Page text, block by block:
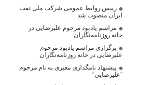
رییس روابط عمومی شرکت ملی نفت
ایران منصوب شد
مراسم یادبود مرحوم علیرضایی در
خانه روزنامه‌نگاران
برگزاری مراسم یادبود مرحوم
علیرضایی در خانه روزنامه‌نگاران
پیشنهاد نامگذاری معبری به نام مرحوم
“علیرضایی”